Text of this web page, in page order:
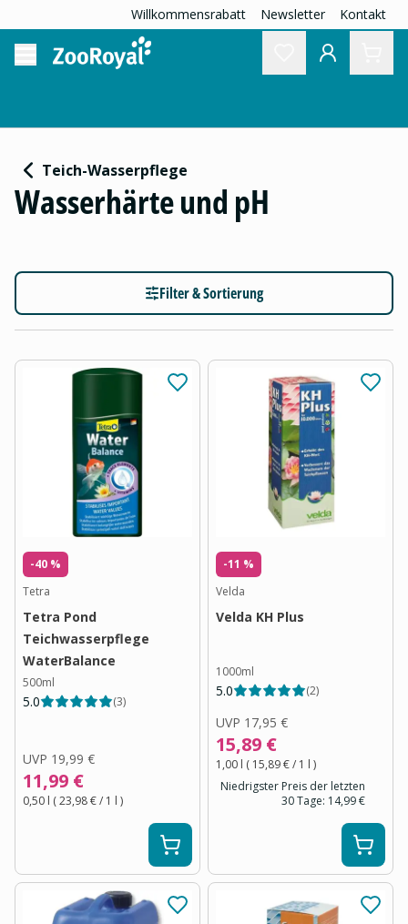
Willkommensrabatt Newsletter Kontakt
Teich-Wasserpflege
Wasserhärte und pH
Filter & Sortierung
-40 %
Tetra
Tetra Pond
Teichwasserpflege
WaterBalance
500ml
5.0 (3)
UVP 19,99 €
11,99 €
0,50 l (23,98 €/ 1 l )
-11 %
Velda
Velda KH Plus
1000ml
5.0 (2)
UVP 17,95 €
15,89 €
1,00 l ( 15,89 €/ 1 l )
Niedrigster Preis der letzten
30 Tage: 14,99 €